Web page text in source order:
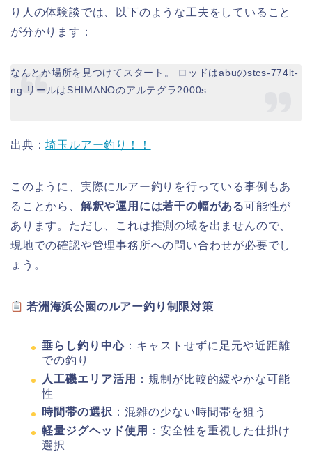
り人の体験談では、以下のような工夫をしていること
が分かります：
なんとか場所を見つけてスタート。 ロッドはabuのstcs-774lt-
ng リールはSHIMANOのアルテグラ2000s
出典：埼玉ルアー釣り！！
このように、実際にルアー釣りを行っている事例もあ
ることから、 解釈や運用には若干の幅がある可能性が
あります。ただし、これは推測の域を出ませんので、
現地での確認や管理事務所への問い合わせが必要でし
ょう。
若洲海浜公園のルアー釣り制限対策
垂らし釣り中心 ：キャストせずに足元や近距離
での釣り
人工磯エリア活用
：規制が比較的緩やかな可能
性
時間帯の選択 ：混雑の少ない時間帯を狙う
軽量ジグヘッド使用
：安全性を重視した仕掛け
選択